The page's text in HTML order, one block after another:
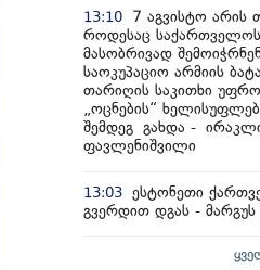
13:10
7 აგვისტო არის
როდესაც
მასობრივად
საოკუპაციო არმიის
თარიღის საკითხი
„ოცნების“
შემდეგ გახდა -
ფავლენიშვილი
13:03 ესტონეთი
გვერდით დგას - მარგუს